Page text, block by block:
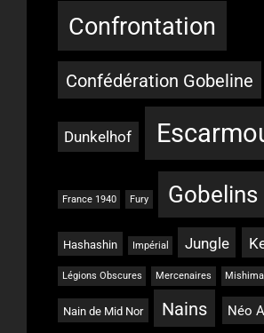
Confrontation
Confédération Gobeline
Dunkelhof
France 1940 Fury Gobelins
Hashashin Impérial Jungle
Légions Obscures Mercenaires Mishima
Nain de Mid Nor Nains Néo